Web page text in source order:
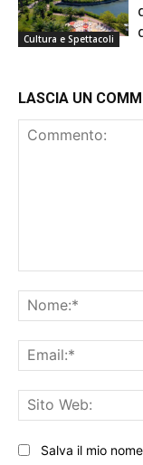
Cultura e Spettacoli
LASCIA UN
Salva il mio